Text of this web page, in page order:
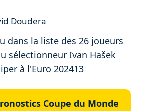
Doudera
dans la liste des 26 joueurs
sélectionneur Ivan Hašek
à l'Euro 202413
Coupe du Monde